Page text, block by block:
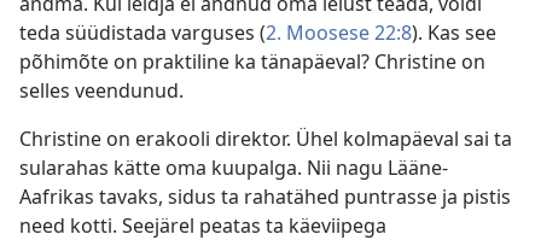
teda süüdistada varguses (2. Moosese 22:8). Kas see
põhimõte on praktiline ka tänapäeval? Christine on
selles veendunud.
Christine on erakooli direktor. Ühel kolmapäeval sai ta
sularahas kätte oma kuupalga. Nii nagu Lääne-
Aafrikas tavaks, sidus ta rahatähed puntrasse ja pistis
need kotti. Seejärel peatas ta käeviipega